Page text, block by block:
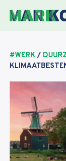
naar
#WERK /